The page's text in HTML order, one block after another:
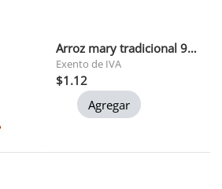
Arroz mary tradicional 900 gr 1x24
Exento de IVA
$1.12
Agregar